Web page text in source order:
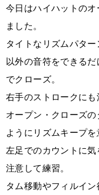
今日はハイハットの
ました。
タイトなリズムパタ
以外の音符をできる
でクローズ。
右手のストロークにも
オープン・クローズ
ようにリズムキープを
左足でのカウントに
注意して練習。
タム移動やフィルイ